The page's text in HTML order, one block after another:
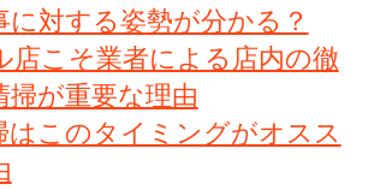
に対する姿勢が分かる？
店こそ業者による店内の徹
掃が重要な理由
はこのタイミングがオスス